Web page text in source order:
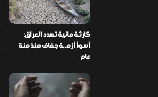
كارثة مائية تهدد العراق:
أسوأ أزمـ ـة جفاف منذ مئة
عام